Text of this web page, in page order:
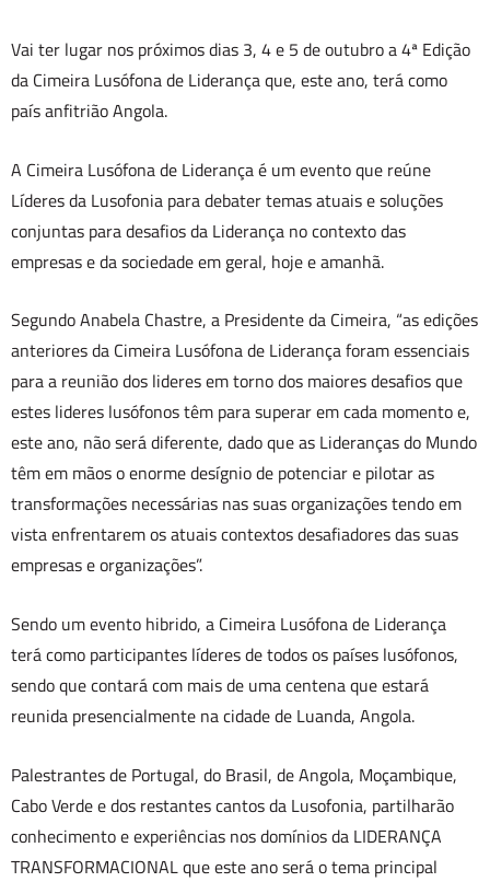
Vai ter lugar nos próximos dias 3, 4 e 5 de outubro a 4ª Edição
da Cimeira Lusófona de Liderança que, este ano, terá como
país anfitrião Angola.
A Cimeira Lusófona de Liderança é um evento que reúne
Líderes da Lusofonia para debater temas atuais e soluções
conjuntas para desafios da Liderança no contexto das
empresas e da sociedade em geral, hoje e amanhã.
Segundo Anabela Chastre, a Presidente da Cimeira, “as edições
anteriores da Cimeira Lusófona de Liderança foram essenciais
para a reunião dos lideres em torno dos maiores desafios que
estes lideres lusófonos têm para superar em cada momento e,
este ano, não será diferente, dado que as Lideranças do Mundo
têm em mãos o enorme desígnio de potenciar e pilotar as
transformações necessárias nas suas organizações tendo em
vista enfrentarem os atuais contextos desafiadores das suas
empresas e organizações”.
Sendo um evento hibrido, a Cimeira Lusófona de Liderança
terá como participantes líderes de todos os países lusófonos,
sendo que contará com mais de uma centena que estará
reunida presencialmente na cidade de Luanda, Angola.
Palestrantes de Portugal, do Brasil, de Angola, Moçambique,
Cabo Verde e dos restantes cantos da Lusofonia, partilharão
conhecimento e experiências nos domínios da LIDERANÇA
TRANSFORMACIONAL que este ano será o tema principal